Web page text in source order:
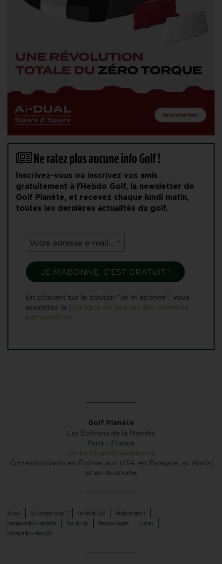
Ne ratez plus aucune info Golf !
Inscrivez-vous ou inscrivez vos amis
gratuitement à l'Hebdo Golf, la newsletter de
Golf Planète, et recevez chaque lundi matin,
toutes les dernières actualités du golf.
En cliquant sur le bouton "Je m'abonne", vous
acceptez la politique de gestion des données
personnelles.
Golf Planète
Les Éditions de la Planète
Paris - France
contact@golfplanete.com
Correspondants en Écosse, aux USA, en Espagne, au Maroc
et en Australie.
Accueil Qui sommes-nous ? Les Hebdo Golf
Désabonnement
Parrainage de la newsletter
Plan du site Mentions légales
Contact
Politique de cookies (UE)